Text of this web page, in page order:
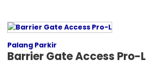
Palang Parkir
Barrier Gate Access Pro-L